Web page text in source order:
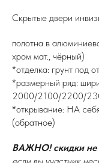
Скрытые двери
полотна в
хром мат., чёрный)
*отделка: грунт под
*размерный ряд:
2000/2100/2200/
*открывание: НА
(обратное)
ВАЖНО! скидки не